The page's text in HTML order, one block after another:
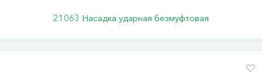
21063 Насадка ударная безмуфтовая